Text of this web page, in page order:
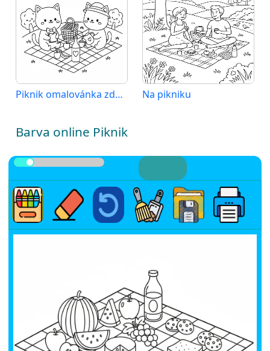
Piknik omalovánka zdarma Na pikniku
Barva online Piknik